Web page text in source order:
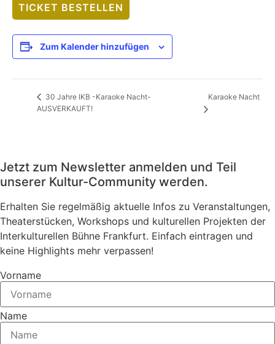
TICKET BESTELLEN
Zum Kalender hinzufügen
30 Jahre IKB -Karaoke Nacht-
AUSVERKAUFT!
Karaoke Nacht
Jetzt zum Newsletter anmelden und Teil
unserer Kultur-Community werden.
Erhalten Sie regelmäßig aktuelle Infos zu Veranstaltungen,
Theaterstücken, Workshops und kulturellen Projekten der
Interkulturellen Bühne Frankfurt. Einfach eintragen und
keine Highlights mehr verpassen!
Vorname
Name